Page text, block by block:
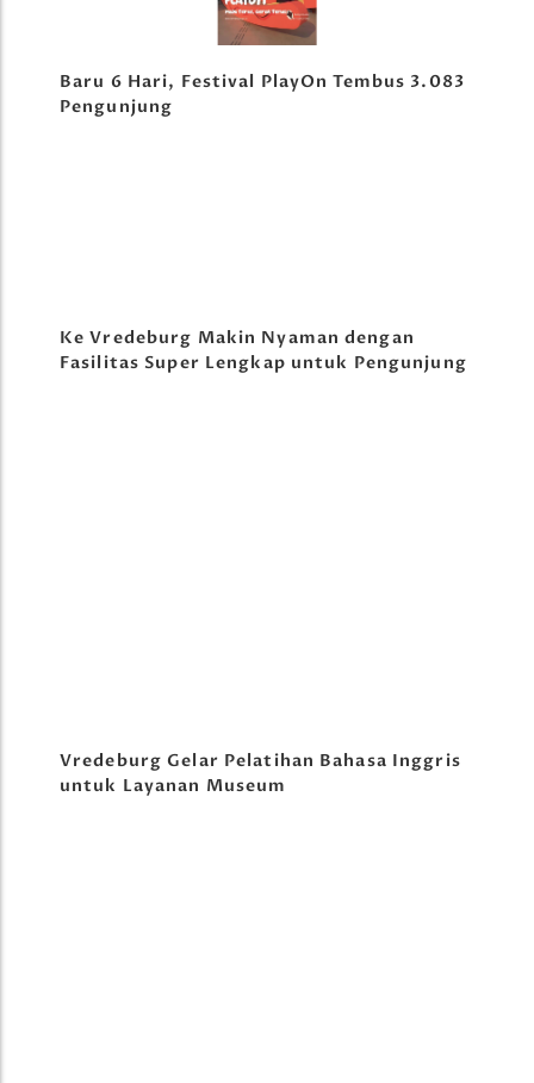
Baru 6 Hari, Festival PlayOn Tembus 3.083
Pengunjung
Ke Vredeburg Makin Nyaman dengan
Fasilitas Super Lengkap untuk Pengunjung
Vredeburg Gelar Pelatihan Bahasa Inggris
untuk Layanan Museum